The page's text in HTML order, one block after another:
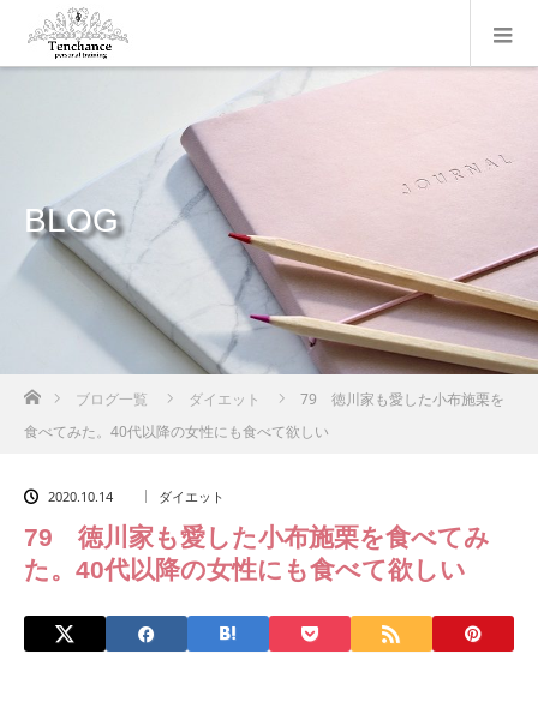
BLOG
ホームブログ一覧 ダイエット
79 徳川家も愛した小布施栗を
食べてみた。40代以降の女性にも食べて欲しい
2020.10.14 ダイエット
79 徳川家も愛した小布施栗を食べてみ
た。40代以降の女性にも食べて欲しい